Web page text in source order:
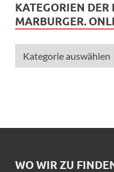
KATEGORIEN
MARBURGER.
WO WIR ZU